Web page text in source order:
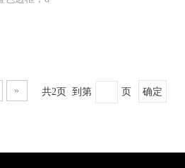
» 共2页 到第 页 确定